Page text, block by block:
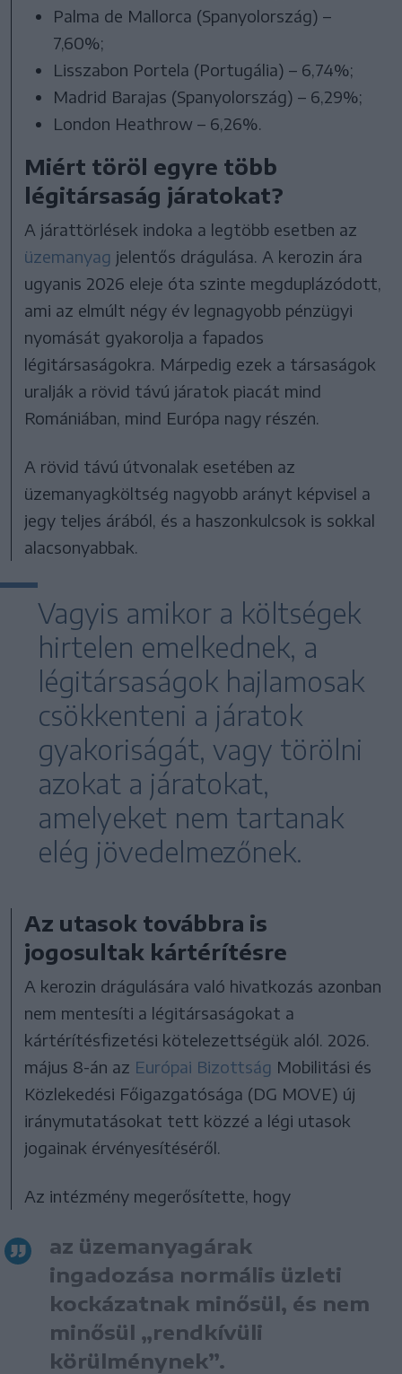
Palma de Mallorca (Spanyolország) –
7,60%;
Lisszabon Portela (Portugália) – 6,74%;
Madrid Barajas (Spanyolország) – 6,29%;
London Heathrow – 6,26%.
Miért töröl egyre több
légitársaság járatokat?
A járattörlések indoka a legtöbb esetben az
üzemanyag jelentős drágulása. A kerozin ára
ugyanis 2026 eleje óta szinte megduplázódott,
ami az elmúlt négy év legnagyobb pénzügyi
nyomását gyakorolja a fapados
légitársaságokra. Márpedig ezek a társaságok
uralják a rövid távú járatok piacát mind
Romániában, mind Európa nagy részén.
A rövid távú útvonalak esetében az
üzemanyagköltség nagyobb arányt képvisel a
jegy teljes árából, és a haszonkulcsok is sokkal
alacsonyabbak.
Vagyis amikor a költségek
hirtelen emelkednek, a
légitársaságok hajlamosak
csökkenteni a járatok
gyakoriságát, vagy törölni
azokat a járatokat,
amelyeket nem tartanak
elég jövedelmezőnek.
Az utasok továbbra is
jogosultak kártérítésre
A kerozin drágulására való hivatkozás azonban
nem mentesíti a légitársaságokat a
kártérítésfizetési kötelezettségük alól. 2026.
május 8-án az Európai Bizottság Mobilitási és
Közlekedési Főigazgatósága (DG MOVE) új
iránymutatásokat tett közzé a légi utasok
jogainak érvényesítéséről.
Az intézmény megerősítette, hogy
az üzemanyagárak
ingadozása normális üzleti
kockázatnak minősül, és nem
minősül „rendkívüli
körülménynek”.